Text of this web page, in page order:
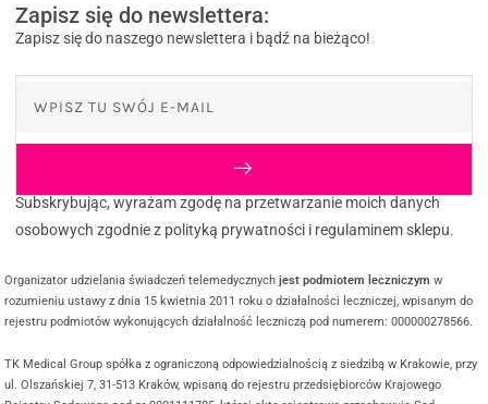
Zapisz się do newslettera:
Zapisz się do naszego newslettera i bądź na bieżąco!
Subskrybując, wyrażam zgodę na przetwarzanie moich danych
osobowych zgodnie z polityką prywatności i regulaminem sklepu.
Organizator udzielania świadczeń telemedycznychjest podmiotem leczniczym w
rozumieniu ustawy z dnia 15 kwietnia 2011 roku o działalności leczniczej, wpisanym do
rejestru podmiotów wykonujących działalność leczniczą pod numerem: 000000278566.
TK Medical Group spółka z ograniczoną odpowiedzialnością z siedzibą w Krakowie, przy
ul. Olszańskiej 7, 31-513 Kraków, wpisaną do rejestru przedsiębiorców Krajowego